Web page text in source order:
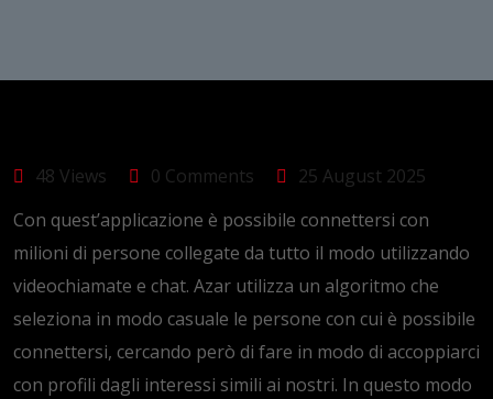
48 Views 0 Comments
25 August 2025
Con quest’applicazione è possibile connettersi con
milioni di persone collegate da tutto il modo utilizzando
videochiamate e chat. Azar utilizza un algoritmo che
seleziona in modo casuale le persone con cui è possibile
connettersi, cercando però di fare in modo di accoppiarci
con profili dagli interessi simili ai nostri. In questo modo